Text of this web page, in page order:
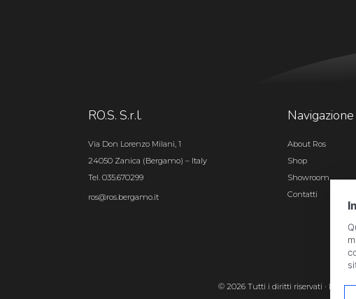
RO.S. S.r.l.
Via Don Lorenzo Milani, 1
24050 Zanica (Bergamo) – Italy
Tel. 035.670299
ros@ros.bergamo.it
Navigazione
About Ros
Shop
Showroom
Contatti
© 2026 Tutti i diritti riservati · P.iva e